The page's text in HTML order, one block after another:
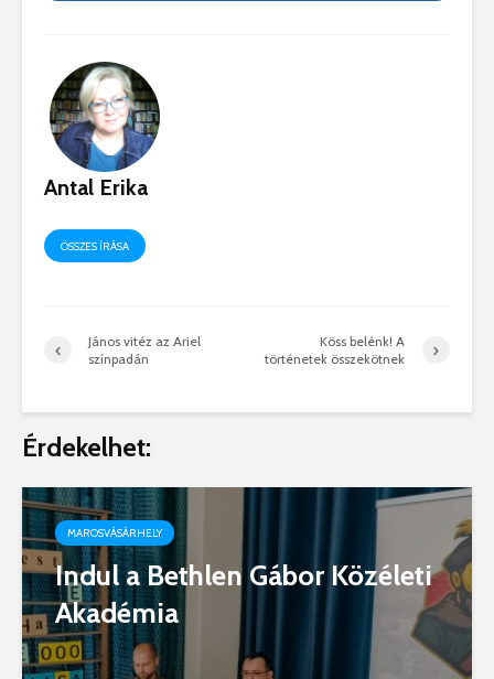
Antal Erika
ÖSSZES ÍRÁSA
János vitéz az Ariel
színpadán
Köss belénk! A
történetek összekötnek
Érdekelhet:
MAROSVÁSÁRHELY
Indul a Bethlen Gábor Közéleti
Akadémia